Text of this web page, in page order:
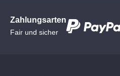
Zahlungsarten
Fair und sicher